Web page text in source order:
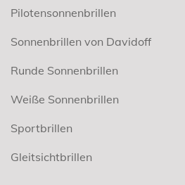
Pilotensonnenbrillen
Sonnenbrillen von Davidoff
Runde Sonnenbrillen
Weiße Sonnenbrillen
Sportbrillen
Gleitsichtbrillen